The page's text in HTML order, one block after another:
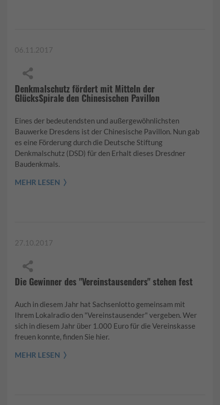
06.11.2017
Denkmalschutz fördert mit Mitteln der
GlücksSpirale den Chinesischen Pavillon
Eines der bedeutendsten und außergewöhnlichsten
Bauwerke Dresdens ist der Chinesische Pavillon. Nun gab
es eine Förderung durch die Deutsche Stiftung
Denkmalschutz (DSD) für den Erhalt dieses Dresdner
Baudenkmals.
MEHR LESEN
27.10.2017
Die Gewinner des "Vereinstausenders" stehen fest
Auch in diesem Jahr hat Sachsenlotto gemeinsam mit
Ihrem Lokalradio den "Vereinstausender" vergeben. Wer
sich in diesem Jahr über 1.000 Euro für die Vereinskasse
freuen konnte, finden Sie hier.
MEHR LESEN